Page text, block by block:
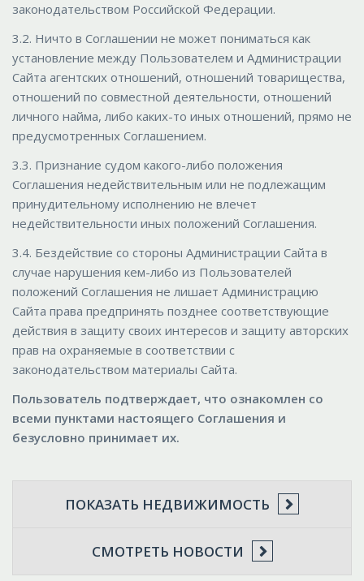
законодательством Российской Федерации.
3.2. Ничто в Соглашении не может пониматься как
установление между Пользователем и Администрации
Сайта агентских отношений, отношений товарищества,
отношений по совместной деятельности, отношений
личного найма, либо каких-то иных отношений, прямо не
предусмотренных Соглашением.
3.3. Признание судом какого-либо положения
Соглашения недействительным или не подлежащим
принудительному исполнению не влечет
недействительности иных положений Соглашения.
3.4. Бездействие со стороны Администрации Сайта в
случае нарушения кем-либо из Пользователей
положений Соглашения не лишает Администрацию
Сайта права предпринять позднее соответствующие
действия в защиту своих интересов и защиту авторских
прав на охраняемые в соответствии с
законодательством материалы Сайта.
Пользователь подтверждает, что ознакомлен со
всеми пунктами настоящего Соглашения и
безусловно принимает их.
ПОКАЗАТЬ НЕДВИЖИМОСТЬ
СМОТРЕТЬ НОВОСТИ